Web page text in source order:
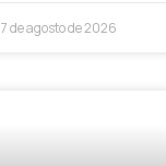
7 de agosto de 2026